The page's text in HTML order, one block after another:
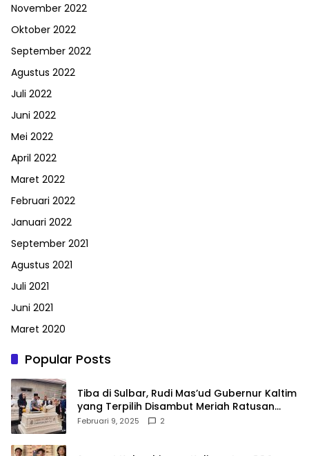
November 2022
Oktober 2022
September 2022
Agustus 2022
Juli 2022
Juni 2022
Mei 2022
April 2022
Maret 2022
Februari 2022
Januari 2022
September 2021
Agustus 2021
Juli 2021
Juni 2021
Maret 2020
Popular Posts
Tiba di Sulbar, Rudi Mas’ud Gubernur Kaltim
yang Terpilih Disambut Meriah Ratusan
Masyarakat
Februari 9, 2025 2